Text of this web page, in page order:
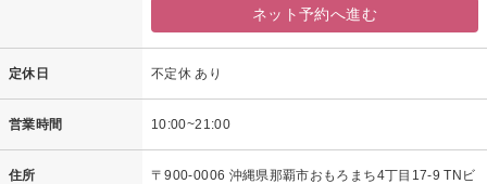
ネット予約へ進む
定休日 不定休 あり
営業時間 10:00~21:00
住所
〒900-0006 沖縄県那覇市おもろまち4丁目17-9 TNビ